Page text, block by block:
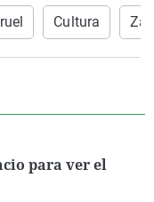
Cultura
para ver el